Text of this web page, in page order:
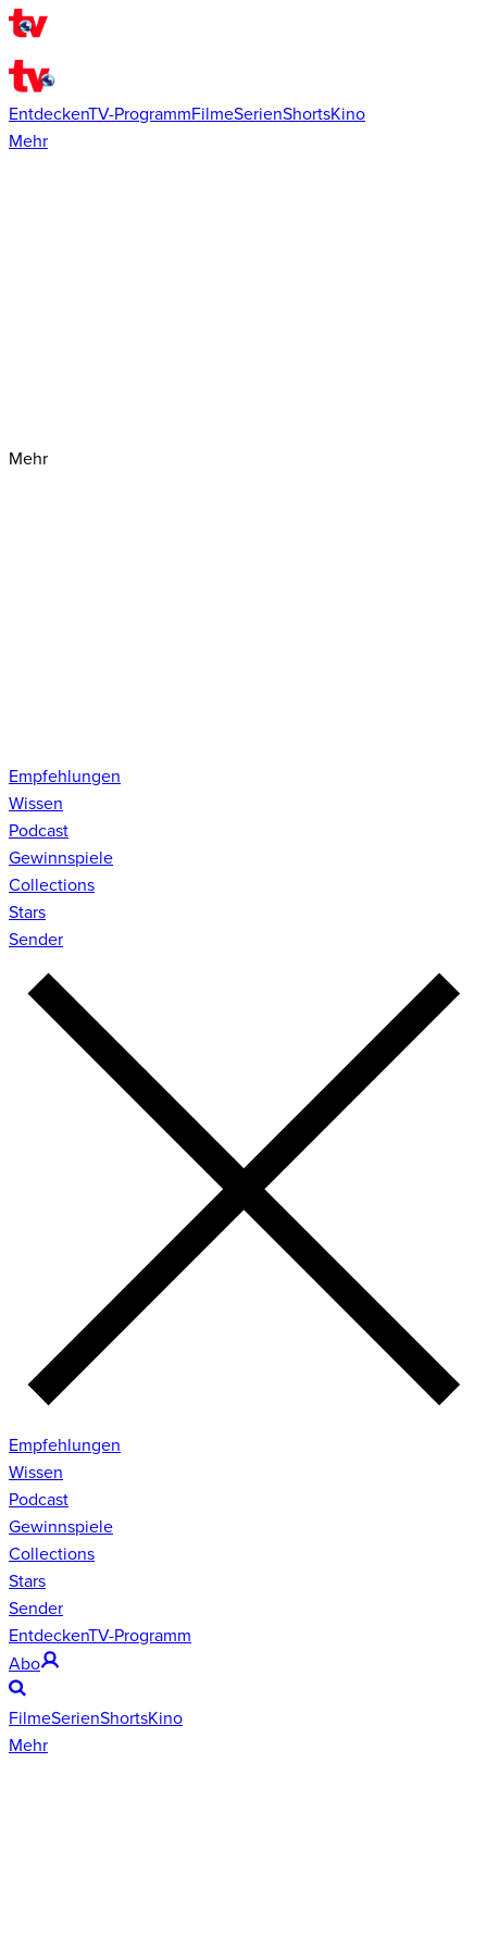
EntdeckenTV-ProgrammFilmeSerienShortsKino
Mehr
Mehr
Empfehlungen
Wissen
Podcast
Gewinnspiele
Collections
Stars
Sender
Empfehlungen
Wissen
Podcast
Gewinnspiele
Collections
Stars
Sender
EntdeckenTV-Programm
Abo
FilmeSerienShortsKino
Mehr